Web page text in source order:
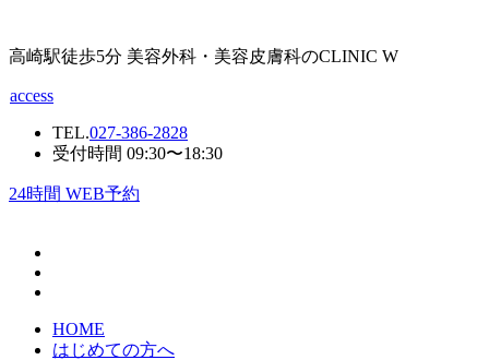
高崎駅徒歩5分 美容外科・美容皮膚科のCLINIC W
access
TEL.027-386-2828
受付時間 09:30〜18:30
24時間 WEB予約
HOME
はじめての方へ